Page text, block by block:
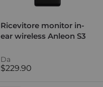
Ricevitore monitor in-
ear wireless Anleon S3
Da
Prezzo
$229.90